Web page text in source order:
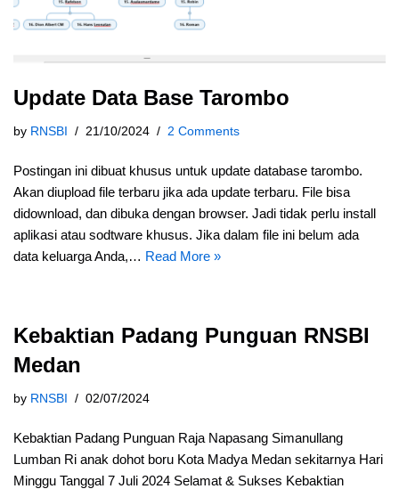
Update Data Base Tarombo
by RNSBI 21/10/2024 2 Comments
Postingan ini dibuat khusus untuk update database tarombo.
Akan diupload file terbaru jika ada update terbaru. File bisa
didownload, dan dibuka dengan browser. Jadi tidak perlu install
aplikasi atau sodtware khusus. Jika dalam file ini belum ada
data keluarga Anda,… Read More »
Kebaktian Padang Punguan RNSBI
Medan
by RNSBI 02/07/2024
Kebaktian Padang Punguan Raja Napasang Simanullang
Lumban Ri anak dohot boru Kota Madya Medan sekitarnya Hari
Minggu Tanggal 7 Juli 2024 Selamat & Sukses Kebaktian